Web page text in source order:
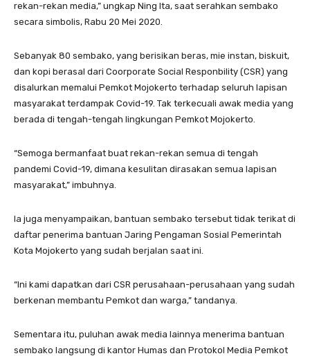
rekan-rekan media,” ungkap Ning Ita, saat serahkan sembako
secara simbolis, Rabu 20 Mei 2020.
Sebanyak 80 sembako, yang berisikan beras, mie instan, biskuit,
dan kopi berasal dari Coorporate Social Responbility (CSR) yang
disalurkan memalui Pemkot Mojokerto terhadap seluruh lapisan
masyarakat terdampak Covid-19. Tak terkecuali awak media yang
berada di tengah-tengah lingkungan Pemkot Mojokerto.
“Semoga bermanfaat buat rekan-rekan semua di tengah
pandemi Covid-19, dimana kesulitan dirasakan semua lapisan
masyarakat,” imbuhnya.
Ia juga menyampaikan, bantuan sembako tersebut tidak terikat di
daftar penerima bantuan Jaring Pengaman Sosial Pemerintah
Kota Mojokerto yang sudah berjalan saat ini.
“Ini kami dapatkan dari CSR perusahaan-perusahaan yang sudah
berkenan membantu Pemkot dan warga,” tandanya.
Sementara itu, puluhan awak media lainnya menerima bantuan
sembako langsung di kantor Humas dan Protokol Media Pemkot